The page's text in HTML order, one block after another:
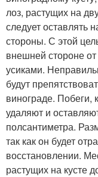
лоз, растущих на
следует оставлять
стороны. С этой
внешней стороне
усиками.
будут
винограде. Побеги,
удаляют и
полсантиметра.
так как он будет
восстановлении.
растущих на кусте